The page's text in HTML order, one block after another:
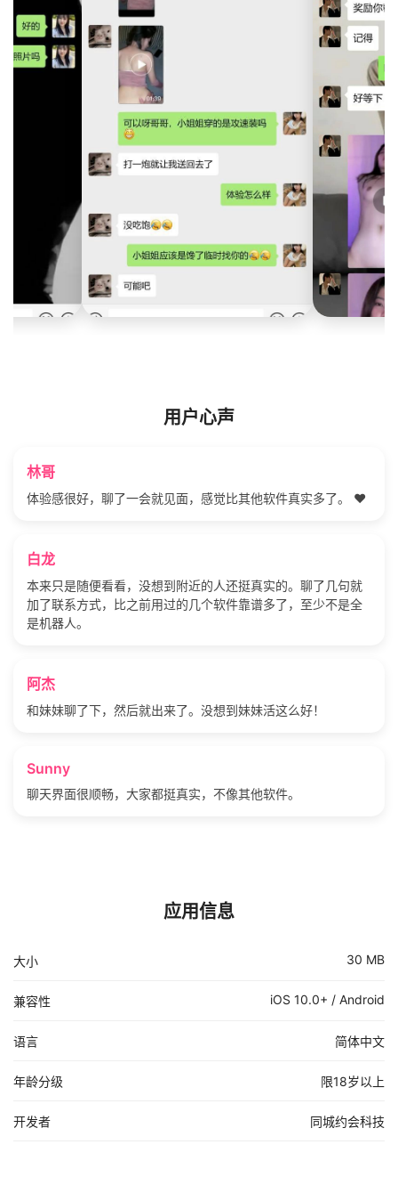
用户心声
林哥
体验感很好，聊了一会就见面，感觉比其他软件真实多了。 ❤️
白龙
本来只是随便看看，没想到附近的人还挺真实的。聊了几句就
加了联系方式，比之前用过的几个软件靠谱多了，至少不是全
是机器人。
阿杰
和妹妹聊了下，然后就出来了。没想到妹妹活这么好！
Sunny
聊天界面很顺畅，大家都挺真实，不像其他软件。
应用信息
大小 30 MB
兼容性 iOS 10.0+ / Android
语言 简体中文
年龄分级 限18岁以上
开发者 同城约会科技